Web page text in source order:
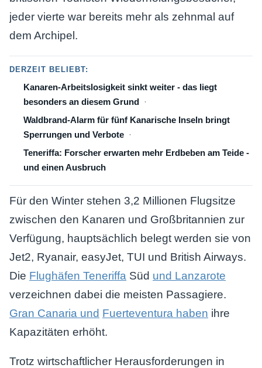
jeder vierte war bereits mehr als zehnmal auf
dem Archipel.
DERZEIT BELIEBT:
Kanaren-Arbeitslosigkeit sinkt weiter - das liegt
besonders an diesem Grund
Waldbrand-Alarm für fünf Kanarische Inseln bringt
Sperrungen und Verbote
Teneriffa: Forscher erwarten mehr Erdbeben am Teide -
und einen Ausbruch
Für den Winter stehen 3,2 Millionen Flugsitze
zwischen den Kanaren und Großbritannien zur
Verfügung, hauptsächlich belegt werden sie von
Jet2, Ryanair, easyJet, TUI und British Airways.
Die Flughäfen Teneriffa Süd und Lanzarote
verzeichnen dabei die meisten Passagiere.
Gran Canaria und Fuerteventura haben ihre
Kapazitäten erhöht.
Trotz wirtschaftlicher Herausforderungen in